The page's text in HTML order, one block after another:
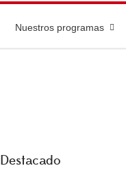
Nuestros programas
Destacado